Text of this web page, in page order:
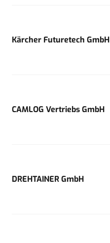
Kärcher Futuretech GmbH
CAMLOG Vertriebs GmbH
DREHTAINER GmbH